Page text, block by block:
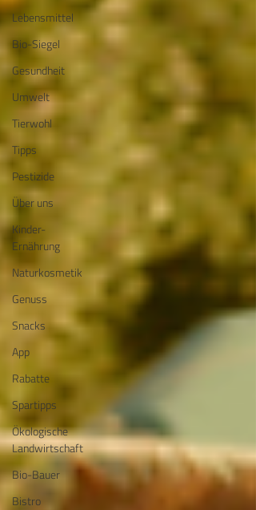
Lebensmittel
Bio-Siegel
Gesundheit
Umwelt
Tierwohl
Tipps
Pestizide
Über uns
Kinder-
Ernährung
Naturkosmetik
Genuss
Snacks
App
Rabatte
Spartipps
Ökologische
Landwirtschaft
Bio-Bauer
Bistro